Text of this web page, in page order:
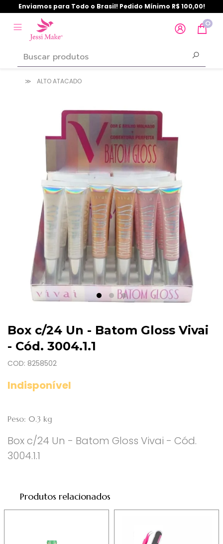
Enviamos para Todo o Brasil! Pedido Mínimo R$ 100,00!
0
ALTO ATACADO
Box c/24 Un - Batom Gloss Vivai
- Cód. 3004.1.1
COD: 8258502
Indisponível
Peso: 0.3 kg
Box c/24 Un - Batom Gloss Vivai - Cód.
3004.1.1
Produtos relacionados